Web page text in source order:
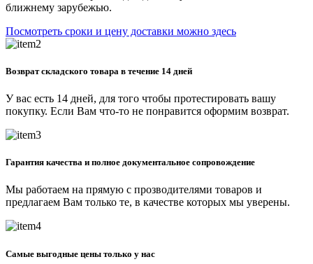
ближнему зарубежью.
Посмотреть сроки и цену доставки можно здесь
Возврат складского товара в течение 14 дней
У вас есть 14 дней, для того чтобы протестировать вашу
покупку. Если Вам что-то не понравится оформим возврат.
Гарантия качества и полное документальное сопровождение
Мы работаем на прямую с прозводителями товаров и
предлагаем Вам только те, в качестве которых мы уверены.
Самые выгодные цены только у нас